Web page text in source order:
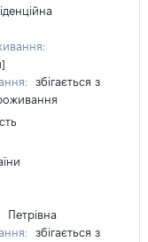
збігається з
Петрівна
збігається з